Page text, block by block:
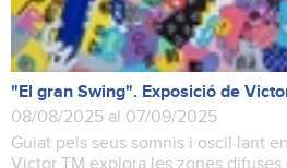
"El gran Swing". Exposició de
08/08/2025 al 07/09/2025
Guiat pels seus somnis i oscil·lant